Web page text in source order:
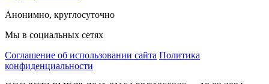
Анонимно, круглосуточно
Мы в социальных сетях
Соглашение об использовании сайта Политика
конфиденциальности